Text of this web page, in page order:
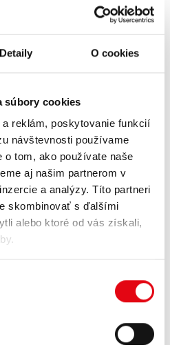
Detaily O cookies
súbory cookies
reklám, poskytovanie funkcií
návštevnosti používame
o tom, ako používate naše
aj našim partnerom v
a analýzy. Títo partneri
skombinovať s ďalšími
alebo ktoré od vás získali,
TOP
HELL CLASSIC 500ml